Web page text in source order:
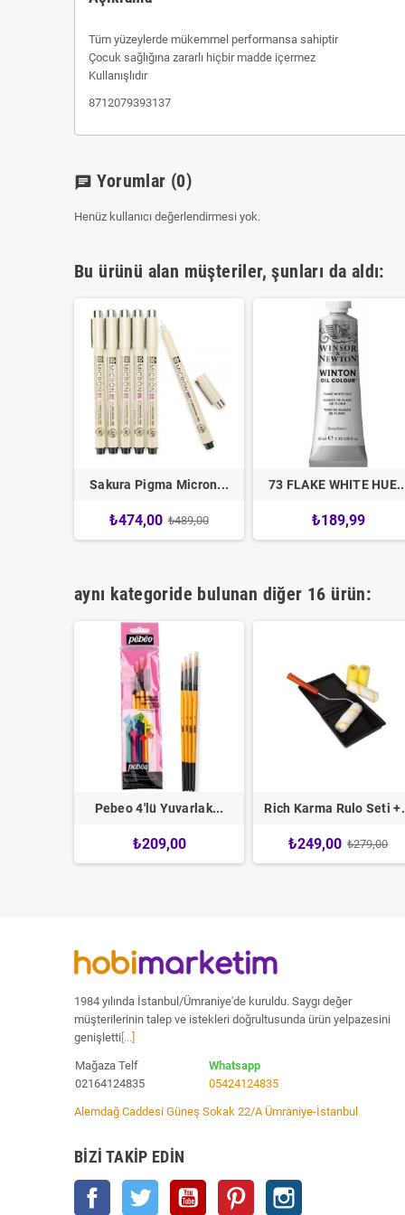
Tüm yüzeylerde mükemmel performansa sahiptir
Çocuk sağlığına zararlı hiçbir madde içermez
Kullanışlıdır
8712079393137
chat Yorumlar (0)
Henüz kullanıcı değerlendirmesi yok.
Bu ürünü alan müşteriler, şunları da aldı:
Sakura Pigma Micron...
₺474,00 ₺489,00
73 FLAKE WHITE
₺189,99
aynı kategoride bulunan diğer 16 ürün:
Pebeo 4'lü Yuvarlak...
₺209,00
Rich Karma Rulo Seti
₺249,00 ₺279,00
1984 yılında İstanbul/Ümraniye'de kuruldu. Saygı değer
müşterilerinin talep ve istekleri doğrultusunda ürün yelpazesini
genişletti [...]
Mağaza Telf
02164124835
Whatsapp
05424124835
Alemdağ Caddesi Güneş Sokak 22/A Ümraniye-İstanbul
BIZI TAKIP EDIN
Facebook Twitter YouTube Pinterest